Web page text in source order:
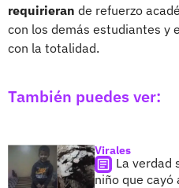
requirieran de refuerzo
con los demás estudiantes y
con la totalidad.
También puedes ver:
Virales
La verdad
niño que cayó